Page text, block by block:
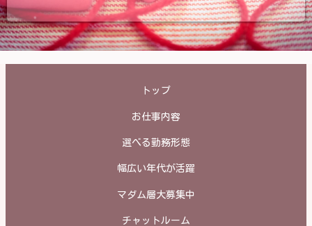
トップ
お仕事内容
選べる勤務形態
幅広い年代が活躍
マダム層大募集中
チャットルーム